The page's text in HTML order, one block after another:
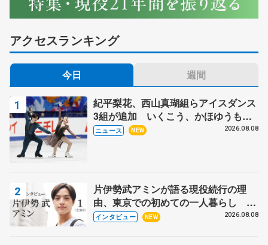
アクセスランキング
今日 週間
紀平梨花、西山真瑚組らアイスダンス
3組が追加 いくこう、かほゆうも、
木下グループ杯
ニュース NEW 2026.08.08
片伊勢武アミンが語る現役続行の理
由、東京での初めての一人暮らし 注
目スケーターの「今」に迫る
インタビュー NEW 2026.08.08